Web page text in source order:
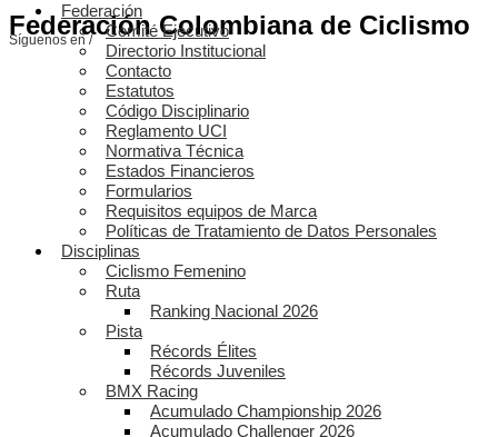
Federación Colombiana de Ciclismo
Síguenos en /
Federación
Comité Ejecutivo
Directorio Institucional
Contacto
Estatutos
Código Disciplinario
Reglamento UCI
Normativa Técnica
Estados Financieros
Formularios
Requisitos equipos de Marca
Políticas de Tratamiento de Datos Personales
Disciplinas
Ciclismo Femenino
Ruta
Ranking Nacional 2026
Pista
Récords Élites
Récords Juveniles
BMX Racing
Acumulado Championship 2026
Acumulado Challenger 2026